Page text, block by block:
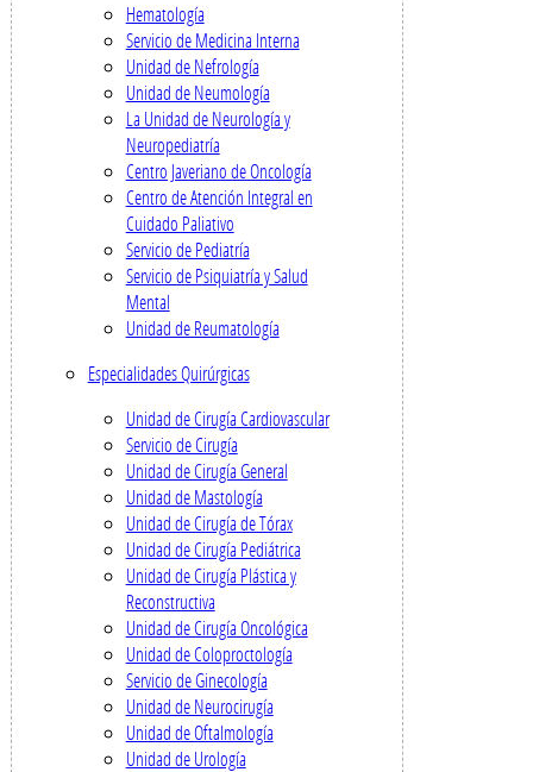
Hematología
Servicio de Medicina Interna
Unidad de Nefrología
Unidad de Neumología
La Unidad de Neurología y
Neuropediatría
Centro Javeriano de Oncología
Centro de Atención Integral en
Cuidado Paliativo
Servicio de Pediatría
Servicio de Psiquiatría y Salud
Mental
Unidad de Reumatología
Especialidades Quirúrgicas
Unidad de Cirugía Cardiovascular
Servicio de Cirugía
Unidad de Cirugía General
Unidad de Mastología
Unidad de Cirugía de Tórax
Unidad de Cirugía Pediátrica
Unidad de Cirugía Plástica y
Reconstructiva
Unidad de Cirugía Oncológica
Unidad de Coloproctología
Servicio de Ginecología
Unidad de Neurocirugía
Unidad de Oftalmología
Unidad de Urología